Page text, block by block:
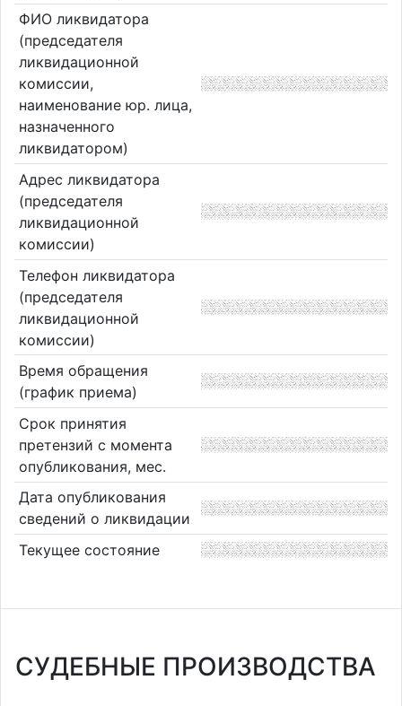
ФИО ликвидатора
(председателя
ликвидационной
комиссии,
наименование юр. лица,
назначенного
ликвидатором)
Адрес ликвидатора
(председателя
ликвидационной
комиссии)
Телефон ликвидатора
(председателя
ликвидационной
комиссии)
Время обращения
(график приема)
Срок принятия
претензий с момента
опубликования, мес.
Дата опубликования
сведений о ликвидации
Текущее состояние
СУДЕБНЫЕ ПРОИЗВОДСТВА